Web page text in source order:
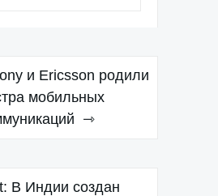
и Ericsson родили
мобильных
В Индии создан